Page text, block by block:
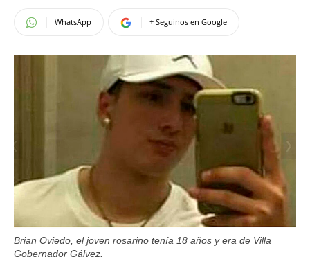
WhatsApp + Seguinos en Google
Brian Oviedo, el joven rosarino tenía 18 años y era de Villa
Gobernador Gálvez.